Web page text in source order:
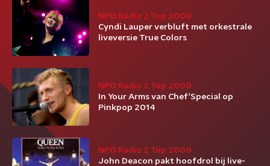
NPO Radio 2 Top 2000
Cyndi Lauper verbluft met orkestrale
liveversie True Colors
NPO Radio 2 Top 2000
In Your Arms van Chef'Special op
Pinkpop 2014
NPO Radio 2 Top 2000
John Deacon pakt hoofdrol bij live-